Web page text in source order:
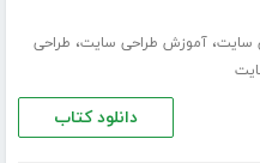
سایت،آموزش طراحی سایت، طراحی
دانلود کتاب